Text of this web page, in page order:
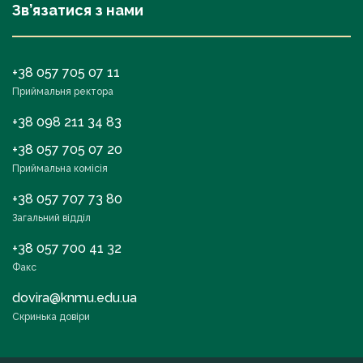
Зв’язатися з нами
+38 057 705 07 11
Приймальня ректора
+38 098 211 34 83
+38 057 705 07 20
Приймальна комісія
+38 057 707 73 80
Загальний відділ
+38 057 700 41 32
Факс
dovira@knmu.edu.ua
Скринька довіри